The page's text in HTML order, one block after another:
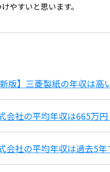
やすいと思います。
新版】三菱製紙の年収は
会社の平均年収は665万円
会社の平均年収は過去5年